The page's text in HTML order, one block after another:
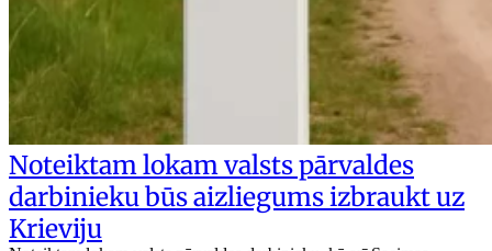
Noteiktam lokam valsts pārvaldes
darbinieku būs aizliegums izbraukt uz
Krieviju